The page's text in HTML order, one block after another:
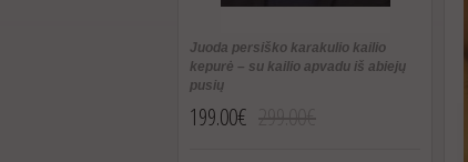
Juoda persiško karakulio kailio
kepurė – su kailio apvadu iš abiejų
pusių
199.00€